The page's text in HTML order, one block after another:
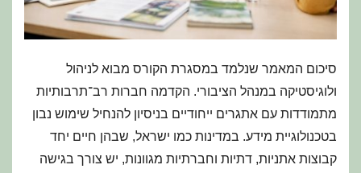
סיכום המאמר שנלמד במסגרת הקורס מבוא לניהול
ולוגיסטיקה במנהל הציבורי. הקדמה חברות רב־תרבותיות
מתמודדות עם אתגרים ייחודיים בניסיון להנחיל שימוש נבון
בטכנולוגיית מידע. במדינות כמו ישראל, שבהן חיים יחד
קבוצות אתניות, דתיות וחברתיות מגוונות, יש צורך בגישה